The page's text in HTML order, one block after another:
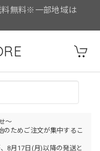
料無料※一部地域は
～
ためご注文が集中するこ
8月17日(月)以降の発送と